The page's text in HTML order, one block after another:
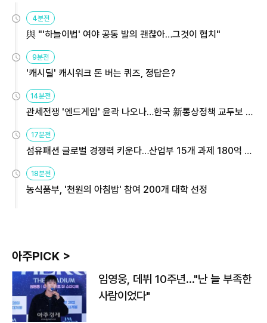
4분전
與 "'하늘이법' 여야 공동 발의 괜찮아…그것이 협치"
9분전
'캐시딜' 캐시워크 돈 버는 퀴즈, 정답은?
14분전
관세전쟁 '엔드게임' 윤곽 나오나…한국 新통상정책 교두보 활
용해야
17분전
섬유패션 글로벌 경쟁력 키운다…산업부 15개 과제 180억 지
원
18분전
농식품부, '천원의 아침밥' 참여 200개 대학 선정
아주PICK >
임영웅, 데뷔 10주년…"난 늘 부족한
사람이었다"